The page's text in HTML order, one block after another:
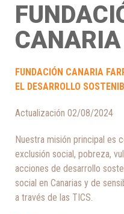
FUNDACIÓN CANARIA
EL DESARROLLO
Actualización 02/08/2024
Nuestra misión principal es
exclusión social, pobreza,
acciones de desarrollo
social en Canarias y de
a través de las TICS.